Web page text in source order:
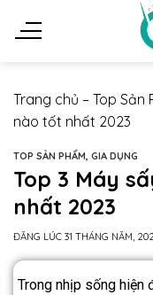
Trang chủ – Top Sản
nào tốt nhất 2023
TOP SẢN PHẨM GIA DỤNG
Top 3 Máy
nhất 2023
ĐĂNG LÚC 31 THÁNG NĂM,
Trong nhịp sống hiện